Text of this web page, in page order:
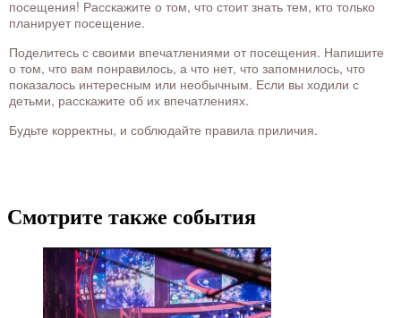
посещения! Расскажите о том, что стоит знать тем, кто только
планирует посещение.
Поделитесь с своими впечатлениями от посещения. Напишите
о том, что вам понравилось, а что нет, что запомнилось, что
показалось интересным или необычным. Если вы ходили с
детьми, расскажите об их впечатлениях.
Будьте корректны, и соблюдайте правила приличия.
Смотрите также события